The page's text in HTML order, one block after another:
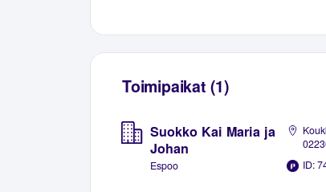
Toimipaikat (1)
Suokko Kai Maria ja
Johan
Espoo
ID: